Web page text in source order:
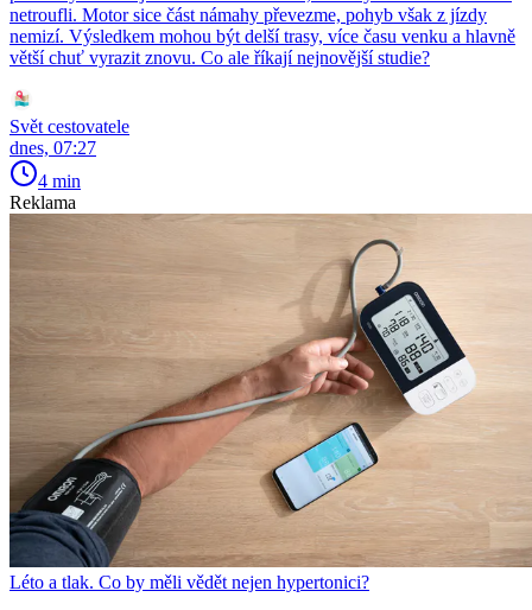
netroufli. Motor sice část námahy převezme, pohyb však z jízdy
nemizí. Výsledkem mohou být delší trasy, více času venku a hlavně
větší chuť vyrazit znovu. Co ale říkají nejnovější studie?
Svět cestovatele
dnes, 07:27
4 min
Reklama
Léto a tlak. Co by měli vědět nejen hypertonici?